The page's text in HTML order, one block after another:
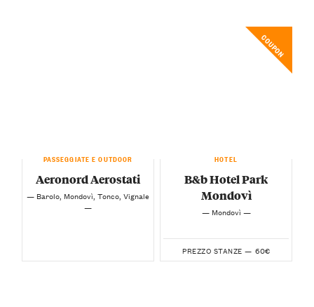
PASSEGGIATE E OUTDOOR
Aeronord Aerostati
— Barolo, Mondovì, Tonco, Vignale
—
COUPON
HOTEL
B&b Hotel Park
Mondovì
— Mondovì —
PREZZO STANZE — 60€